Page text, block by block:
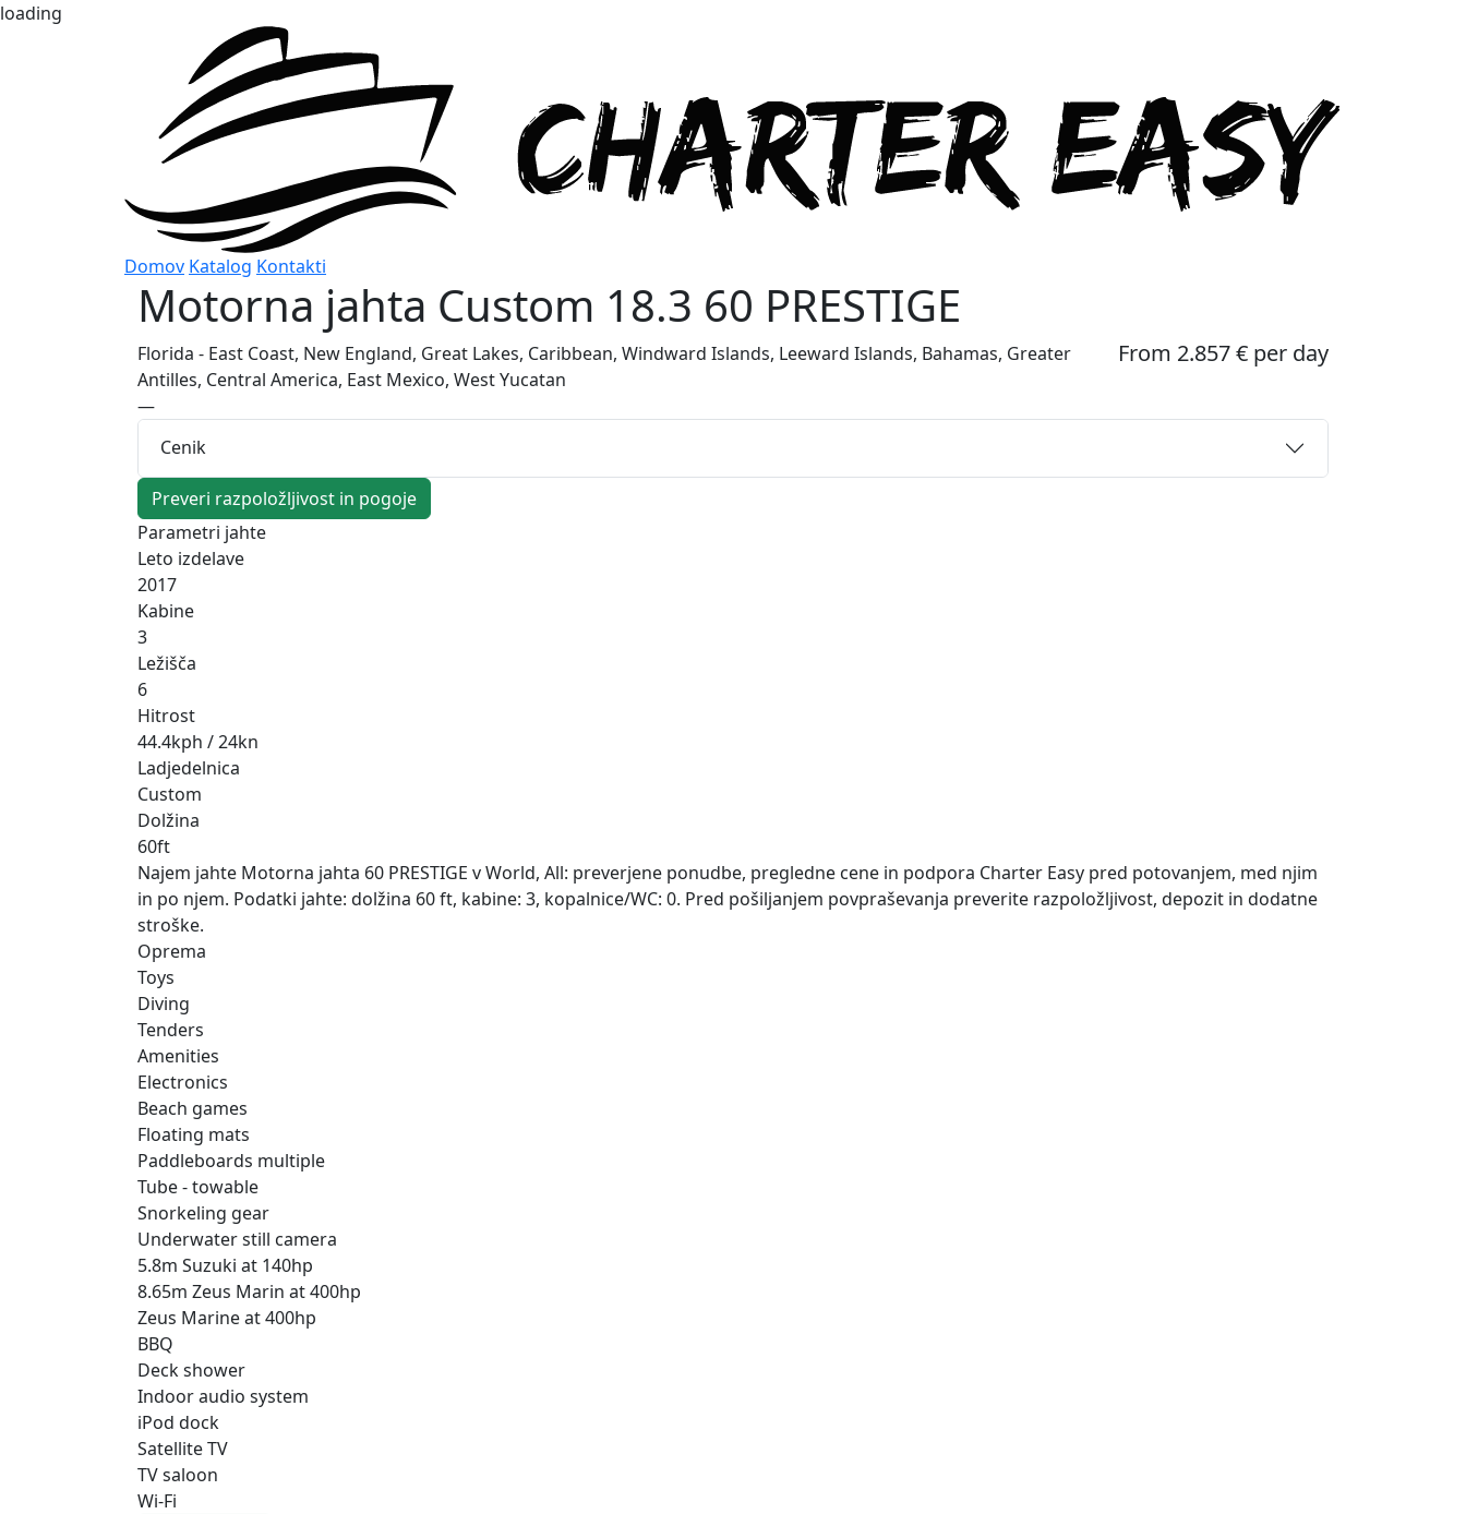
loading
Domov Katalog Kontakti
Motorna jahta Custom 18.3 60 PRESTIGE
From 2.857 € per day
Florida - East Coast, New England, Great Lakes, Caribbean, Windward Islands, Leeward Islands, Bahamas, Greater
Antilles, Central America, East Mexico, West Yucatan
—
Cenik
Preveri razpoložljivost in pogoje
Parametri jahte
Leto izdelave
2017
Kabine
3
Ležišča
6
Hitrost
44.4kph / 24kn
Ladjedelnica
Custom
Dolžina
60ft
Najem jahte Motorna jahta 60 PRESTIGE v World, All: preverjene ponudbe, pregledne cene in podpora Charter Easy pred potovanjem, med njim
in po njem. Podatki jahte: dolžina 60 ft, kabine: 3, kopalnice/WC: 0. Pred pošiljanjem povpraševanja preverite razpoložljivost, depozit in dodatne
stroške.
Oprema
Toys
Diving
Tenders
Amenities
Electronics
Beach games
Floating mats
Paddleboards multiple
Tube - towable
Snorkeling gear
Underwater still camera
5.8m Suzuki at 140hp
8.65m Zeus Marin at 400hp
Zeus Marine at 400hp
BBQ
Deck shower
Indoor audio system
iPod dock
Satellite TV
TV saloon
Wi-Fi